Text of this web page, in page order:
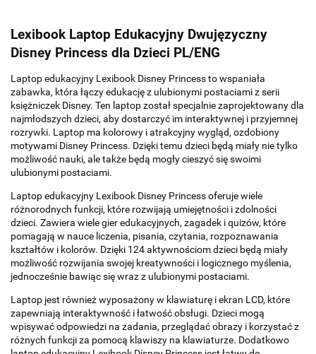
Lexibook Laptop Edukacyjny Dwujęzyczny
Disney Princess dla Dzieci PL/ENG
Laptop edukacyjny Lexibook Disney Princess to wspaniała
zabawka, która łączy edukację z ulubionymi postaciami z serii
księżniczek Disney. Ten laptop został specjalnie zaprojektowany dla
najmłodszych dzieci, aby dostarczyć im interaktywnej i przyjemnej
rozrywki. Laptop ma kolorowy i atrakcyjny wygląd, ozdobiony
motywami Disney Princess. Dzięki temu dzieci będą miały nie tylko
możliwość nauki, ale także będą mogły cieszyć się swoimi
ulubionymi postaciami.
Laptop edukacyjny Lexibook Disney Princess oferuje wiele
różnorodnych funkcji, które rozwijają umiejętności i zdolności
dzieci. Zawiera wiele gier edukacyjnych, zagadek i quizów, które
pomagają w nauce liczenia, pisania, czytania, rozpoznawania
kształtów i kolorów. Dzięki 124 aktywnościom dzieci będą miały
możliwość rozwijania swojej kreatywności i logicznego myślenia,
jednocześnie bawiąc się wraz z ulubionymi postaciami.
Laptop jest również wyposażony w klawiaturę i ekran LCD, które
zapewniają interaktywność i łatwość obsługi. Dzieci mogą
wpisywać odpowiedzi na zadania, przeglądać obrazy i korzystać z
różnych funkcji za pomocą klawiszy na klawiaturze. Dodatkowo